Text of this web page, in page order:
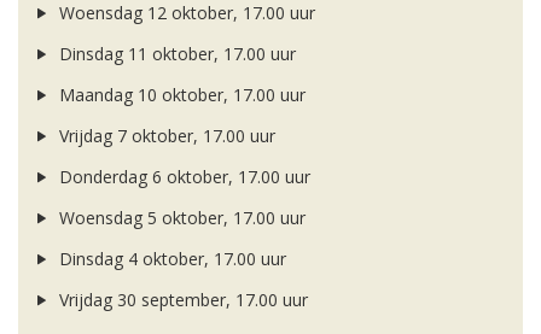
Woensdag 12 oktober, 17.00 uur
Dinsdag 11 oktober, 17.00 uur
Maandag 10 oktober, 17.00 uur
Vrijdag 7 oktober, 17.00 uur
Donderdag 6 oktober, 17.00 uur
Woensdag 5 oktober, 17.00 uur
Dinsdag 4 oktober, 17.00 uur
Vrijdag 30 september, 17.00 uur